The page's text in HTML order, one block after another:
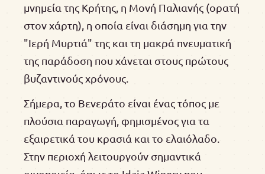
μνημεία της Κρήτης, η Μονή Παλιανής (ορατή
στον χάρτη), η οποία είναι διάσημη για την
"Ιερή Μυρτιά" της και τη μακρά πνευματική
της παράδοση που χάνεται στους πρώτους
βυζαντινούς χρόνους.
Σήμερα, το Βενεράτο είναι ένας τόπος με
πλούσια παραγωγή, φημισμένος για τα
εξαιρετικά του κρασιά και το ελαιόλαδο.
Στην περιοχή λειτουργούν σημαντικά